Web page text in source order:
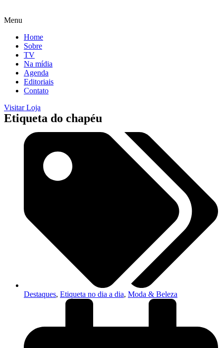
Menu
Home
Sobre
TV
Na mídia
Agenda
Editoriais
Contato
Visitar Loja
Etiqueta do chapéu
Destaques, Etiqueta no dia a dia, Moda & Beleza